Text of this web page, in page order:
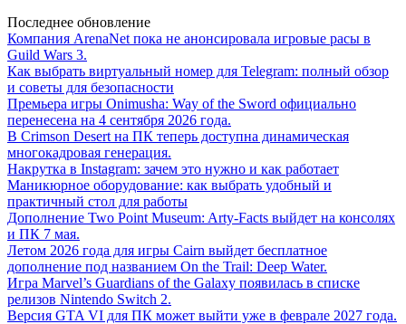
Последнее обновление
Компания ArenaNet пока не анонсировала игровые расы в
Guild Wars 3.
Как выбрать виртуальный номер для Telegram: полный обзор
и советы для безопасности
Премьера игры Onimusha: Way of the Sword официально
перенесена на 4 сентября 2026 года.
В Crimson Desert на ПК теперь доступна динамическая
многокадровая генерация.
Накрутка в Instagram: зачем это нужно и как работает
Маникюрное оборудование: как выбрать удобный и
практичный стол для работы
Дополнение Two Point Museum: Arty-Facts выйдет на консолях
и ПК 7 мая.
Летом 2026 года для игры Cairn выйдет бесплатное
дополнение под названием On the Trail: Deep Water.
Игра Marvel’s Guardians of the Galaxy появилась в списке
релизов Nintendo Switch 2.
Версия GTA VI для ПК может выйти уже в феврале 2027 года.